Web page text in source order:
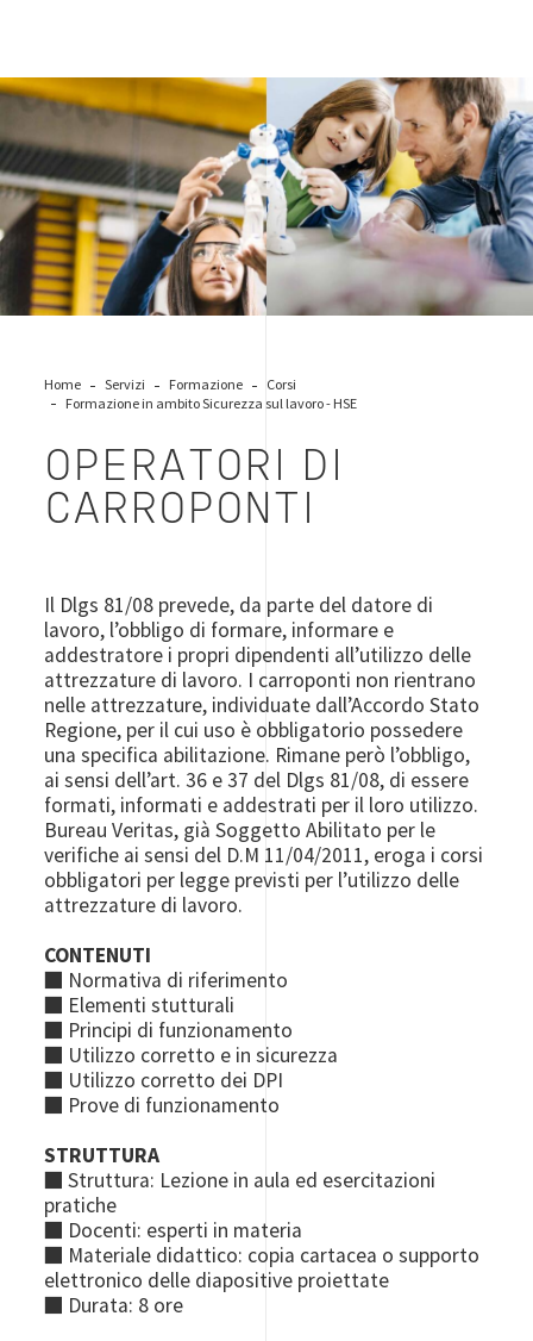
Leave-your-mark-Careers
Home Servizi Formazione
Corsi
Formazione in ambito Sicurezza sul lavoro - HSE
OPERATORI DI
CARROPONTI
Il Dlgs 81/08 prevede, da parte del datore di
lavoro, l’obbligo di formare, informare e
addestratore i propri dipendenti all’utilizzo delle
attrezzature di lavoro. I carroponti non rientrano
nelle attrezzature, individuate dall’Accordo Stato
Regione, per il cui uso è obbligatorio possedere
una specifica abilitazione. Rimane però l’obbligo,
ai sensi dell’art. 36 e 37 del Dlgs 81/08, di essere
formati, informati e addestrati per il loro utilizzo.
Bureau Veritas, già Soggetto Abilitato per le
verifiche ai sensi del D.M 11/04/2011, eroga i corsi
obbligatori per legge previsti per l’utilizzo delle
attrezzature di lavoro.
CONTENUTI
■ Normativa di riferimento
■ Elementi stutturali
■ Principi di funzionamento
■ Utilizzo corretto e in sicurezza
■ Utilizzo corretto dei DPI
■ Prove di funzionamento
STRUTTURA
■ Struttura: Lezione in aula ed esercitazioni
pratiche
■ Docenti: esperti in materia
■ Materiale didattico: copia cartacea o supporto
elettronico delle diapositive proiettate
■ Durata: 8 ore